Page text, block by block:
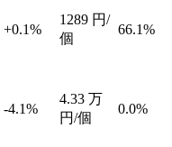
+0.1%
1289 円/
個
66.1%
-4.1%
4.33 万
円/個
0.0%